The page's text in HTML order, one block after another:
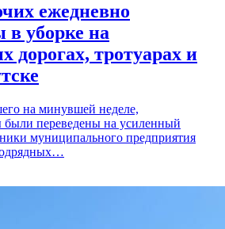
ежедневно
в уборке на
дорогах, тротуарах и
на минувшей неделе,
переведены на усиленный
муниципального предприятия